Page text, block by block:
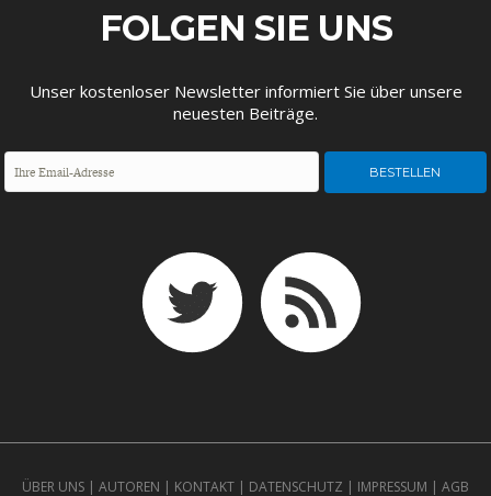
CIRCULAR ECONOMY
UNGLEICHHEIT UND
ENTWICKLUNGSPOLITIK
EUROPA
FOLGEN SIE UNS
Unser kostenloser Newsletter informiert Sie über unsere
neuesten Beiträge.
ÜBER UNS | AUTOREN | KONTAKT | DATENSCHUTZ | IMPRESSUM | AGB